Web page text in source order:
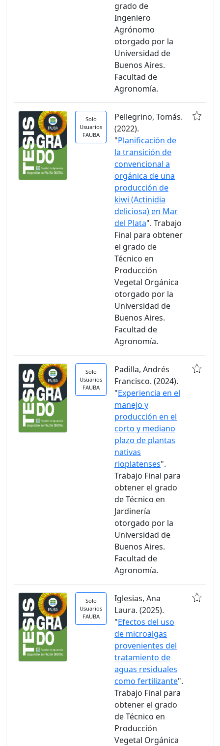
grado de
Ingeniero
Agrónomo
otorgado por la
Universidad de
Buenos Aires.
Facultad de
Agronomía.
Solo
Usuarios
FAUBA
Pellegrino, Tomás.
(2022).
"Planificación de
la transición de
convencional a
orgánica de una
producción de
kiwi (Actinidia
deliciosa) en Mar
del Plata". Trabajo
Final para obtener
el grado de
Técnico en
Producción
Vegetal Orgánica
otorgado por la
Universidad de
Buenos Aires.
Facultad de
Agronomía.
Solo
Usuarios
FAUBA
Padilla, Andrés
Francisco. (2024).
"Experiencia en el
manejo y
producción en el
corto y mediano
plazo de plantas
nativas
rioplatenses".
Trabajo Final para
obtener el grado
de Técnico en
Jardinería
otorgado por la
Universidad de
Buenos Aires.
Facultad de
Agronomía.
Solo
Usuarios
FAUBA
Iglesias, Ana
Laura. (2025).
"Efectos del uso
de microalgas
provenientes del
tratamiento de
aguas residuales
como fertilizante".
Trabajo Final para
obtener el grado
de Técnico en
Producción
Vegetal Orgánica